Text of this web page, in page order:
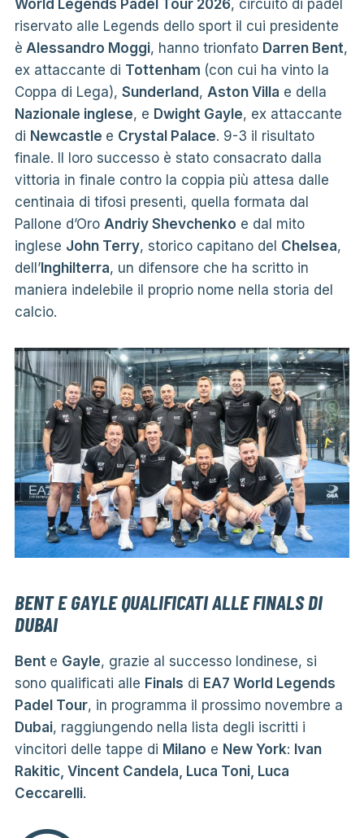
World Legends Padel Tour 2026, circuito di padel
riservato alle Legends dello sport il cui presidente
è Alessandro Moggi, hanno trionfato Darren Bent,
ex attaccante di Tottenham (con cui ha vinto la
Coppa di Lega), Sunderland, Aston Villa e della
Nazionale inglese, e Dwight Gayle, ex attaccante
di Newcastle e Crystal Palace. 9-3 il risultato
finale. Il loro successo è stato consacrato dalla
vittoria in finale contro la coppia più attesa dalle
centinaia di tifosi presenti, quella formata dal
Pallone d’Oro Andriy Shevchenko e dal mito
inglese John Terry, storico capitano del Chelsea,
dell’Inghilterra, un difensore che ha scritto in
maniera indelebile il proprio nome nella storia del
calcio.
BENT E GAYLE QUALIFICATI ALLE FINALS DI
DUBAI
Bent e Gayle, grazie al successo londinese, si
sono qualificati alle Finals di EA7 World Legends
Padel Tour, in programma il prossimo novembre a
Dubai, raggiungendo nella lista degli iscritti i
vincitori delle tappe di Milano e New York: Ivan
Rakitic, Vincent Candela, Luca Toni, Luca
Ceccarelli.